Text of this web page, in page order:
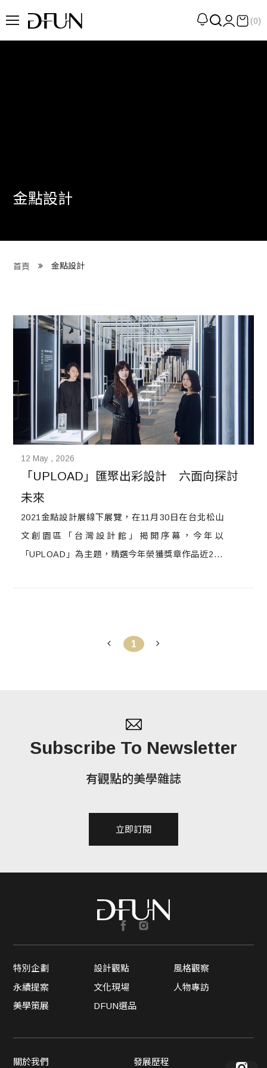
展
們 About DFUN
藏 Cover Archives
團 Square Rich
們 Contact Us
(0)
金點設計
首頁 金點設計
12 May , 2026
「UPLOAD」匯聚出彩設計　六面向探討
未來
2021金點設計展線下展覽，在11月30日在台北松山
文創園區「台灣設計館」揭開序幕，今年以
「UPLOAD」為主題，精選今年榮獲獎章作品近200
1
Subscribe To Newsletter
有觀點的美學雜誌
立即訂閱
特別企劃 設計觀點
風格觀察
永續提案
文化現場
人物專訪
美學策展
DFUN選品
關於我們 發展歷程